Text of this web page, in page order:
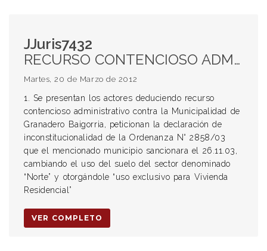
JJuris7432
RECURSO CONTENCIOSO ADMINISTRATIVO. IMPROCEDENCIA. RECURSO CONTENCIOSO ADMINISTRATIVO CONTRA LA MUNICIPALIDAD DE GRANADERO BAIGORRIA. CONSTITUCIONALIDAD DE UNA ORDENANZA MUNICIPAL. CAMBIO DE USO DEL SUELO. ATRIBUCIONES DE LAS ADMINISTRACIONES PÚBLICAS. DAÑO NO RESARCIBLE. EVALUACIÓN DEL IMPACTO AMBIENTAL PARA ACTIVIDADES ESPECÍFICAS. INCAPACIDAD DEL PROYECTO DE MODIFICAR EL AMBIENTE. RESPONSABILIDAD DEL ESTADO POR ACTOS LÍCITOS. DAÑO. RELACIÓN DE CAUSALIDAD. IMPUTACIÓN DE LOS DAÑOS AL ESTADO. AUSENCIA DE DEBER JURÍDICO DEL AFECTADO DE SOPORTAR EL DAÑO. HABILITACIÓN MUNICIPAL. REQUISITOS. DECISIÓN DEL INTENDENTE MUNICIPAL Y APROBACIÓN DEL CONCEJO.
Martes, 20 de Marzo de 2012
1. Se presentan los actores deduciendo recurso
contencioso administrativo contra la Municipalidad de
Granadero Baigorria, peticionan la declaración de
inconstitucionalidad de la Ordenanza N° 2858/03
que el mencionado municipio sancionara el 26.11.03,
cambiando el uso del suelo del sector denominado
“Norte” y otorgándole “uso exclusivo para Vivienda
Residencial”
VER COMPLETO